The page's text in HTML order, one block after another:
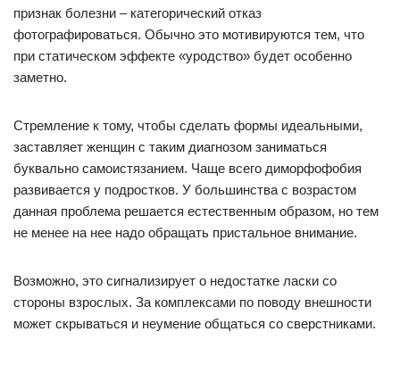
признак болезни – категорический отказ
фотографироваться. Обычно это мотивируются тем, что
при статическом эффекте «уродство» будет особенно
заметно.
Стремление к тому, чтобы сделать формы идеальными,
заставляет женщин с таким диагнозом заниматься
буквально самоистязанием. Чаще всего диморфофобия
развивается у подростков. У большинства с возрастом
данная проблема решается естественным образом, но тем
не менее на нее надо обращать пристальное внимание.
Возможно, это сигнализирует о недостатке ласки со
стороны взрослых. За комплексами по поводу внешности
может скрываться и неумение общаться со сверстниками.